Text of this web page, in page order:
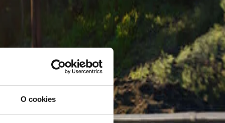
O cookies